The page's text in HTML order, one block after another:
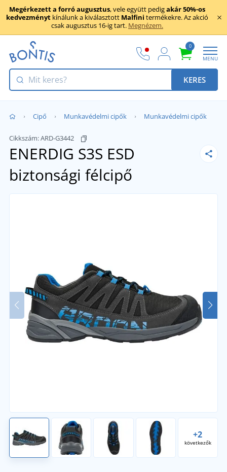
Megérkezett a forró augusztus, vele együtt pedigakár 50%-os
kedvezményt kínálunk a kiválasztott Malfini termékekre. Az akció
csak augusztus 16-ig tart. Megnézem.
0
MENU
KERES
Cipő Munkavédelmi cipők Munkavédelmi cipők
Cikkszám:ARD-G3442
ENERDIG S3S ESD
biztonsági félcipő
+2
következők